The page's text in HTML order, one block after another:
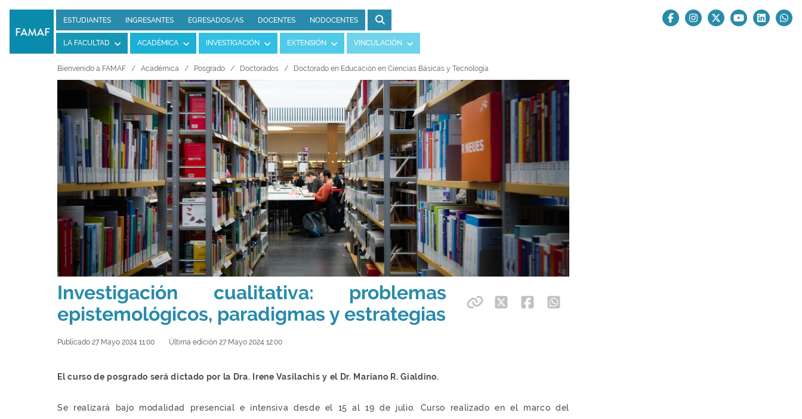
ESTUDIANTES INGRESANTES EGRESADOS/AS DOCENTES NODOCENTES
LA FACULTAD ACADÉMICA INVESTIGACIÓN EXTENSIÓN VINCULACIÓN
Bienvenido a FAMAF Académica Posgrado Doctorados Doctorado en Educación en Ciencias Básicas y Tecnología
Investigación cualitativa: problemas
epistemológicos, paradigmas y estrategias
Publicado 27 Mayo 2024 11:00 Última edición 27 Mayo 2024 12:00
El curso de posgrado será dictado por la Dra. Irene Vasilachis y el Dr. Mariano R. Gialdino.
Se realizará bajo modalidad presencial e intensiva desde el 15 al 19 de julio. Curso realizado en el marco del